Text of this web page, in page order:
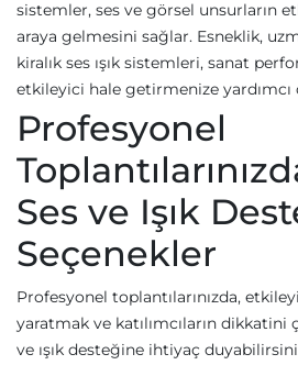
sistemler, ses ve görsel unsurların
araya gelmesini sağlar. Esneklik,
kiralık ses ışık sistemleri, sanat
etkileyici hale getirmenize yardımcı
Profesyonel
Ses ve Işık
Seçenekler
Profesyonel toplantılarınızda,
yaratmak ve katılımcıların
ve ışık desteğine ihtiyaç